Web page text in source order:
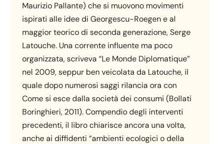
Maurizio Pallante) che si muovono movimenti
ispirati alle idee di Georgescu-Roegen e al
maggior teorico di seconda generazione, Serge
Latouche. Una corrente influente ma poco
organizzata, scriveva “Le Monde Diplomatique”
nel 2009, seppur ben veicolata da Latouche, il
quale dopo numerosi saggi rilancia ora con
Come si esce dalla società dei consumi (Bollati
Boringhieri, 2011). Compendio degli interventi
precedenti, il libro chiarisce ancora una volta,
anche ai diffidenti “ambienti ecologici o della